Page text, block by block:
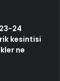
24
kesintisi
ne